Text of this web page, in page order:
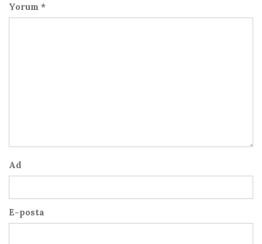
Yorum *
Ad
E-posta